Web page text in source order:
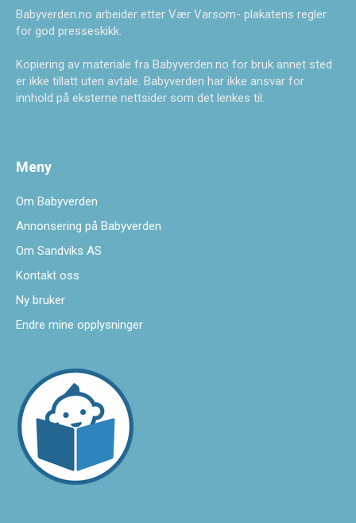
Babyverden.no arbeider etter Vær Varsom- plakatens regler
for god presseskikk.
Kopiering av materiale fra Babyverden.no for bruk annet sted
er ikke tillatt uten avtale. Babyverden har ikke ansvar for
innhold på eksterne nettsider som det lenkes til.
Meny
Om Babyverden
Annonsering på Babyverden
Om Sandviks AS
Kontakt oss
Ny bruker
Endre mine opplysninger